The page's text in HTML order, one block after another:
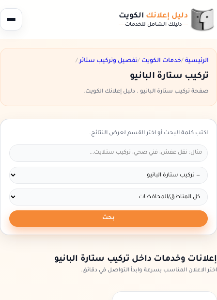
دليل إعلانك الكويت
دليلك الشامل للخدمات
الرئيسية /خدمات الكويت /تفصيل وتركيب ستائر/
تركيب ستارة البانيو
صفحة تركيب ستارة البانيو . دليل إعلانك الكويت.
اكتب كلمة البحث أو اختر القسم لعرض النتائج.
بحث
إعلانات وخدمات داخل تركيب ستارة البانيو
اختر الاعلان المناسب بسرعة وابدأ التواصل في دقائق.